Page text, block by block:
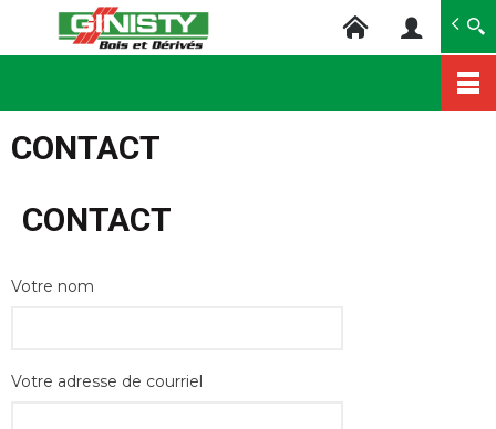
au
contenu
CONTACT
CONTACT
Votre nom
Votre adresse de courriel